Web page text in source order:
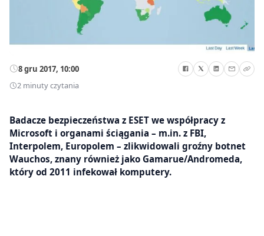
8 gru 2017, 10:00
2 minuty czytania
Badacze bezpieczeństwa z ESET we współpracy z
Microsoft i organami ściągania – m.in. z FBI,
Interpolem, Europolem – zlikwidowali groźny botnet
Wauchos, znany również jako Gamarue/Andromeda,
który od 2011 infekował komputery.